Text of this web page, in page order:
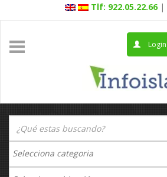
Tlf: 922.05.22.66 |
Login